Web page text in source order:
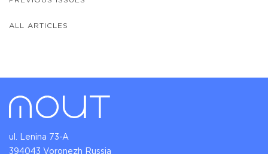
ALL ARTICLES
ul. Lenina 73-A
394043 Voronezh Russia